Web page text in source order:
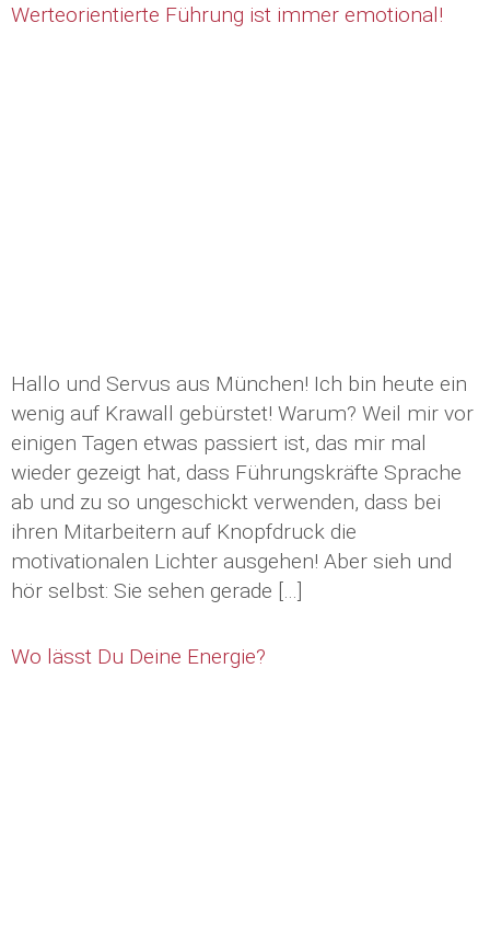
Werteorientierte Führung ist immer emotional!
Hallo und Servus aus München! Ich bin heute ein
wenig auf Krawall gebürstet! Warum? Weil mir vor
einigen Tagen etwas passiert ist, das mir mal
wieder gezeigt hat, dass Führungskräfte Sprache
ab und zu so ungeschickt verwenden, dass bei
ihren Mitarbeitern auf Knopfdruck die
motivationalen Lichter ausgehen! Aber sieh und
hör selbst: Sie sehen gerade […]
Wo lässt Du Deine Energie?